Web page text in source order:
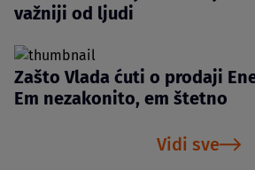
važniji od ljudi
Zašto Vlada ćuti o prodaji
Em nezakonito, em štetno
Vidi sve